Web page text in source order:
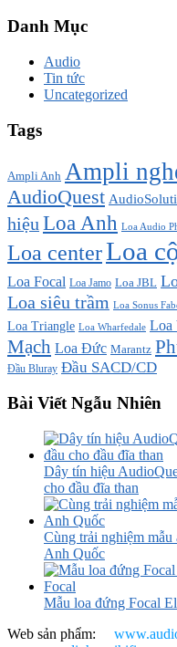
Danh Mục
Audio
Tin tức
Uncategorized
Tags
Ampli Anh Ampli
AudioQuest
hiệu Loa Anh Loa Audio
Loa centerLoa
Loa Focal Loa Jamo Loa JBL
Loa siêu trầm Loa Sonus
Loa Triangle Loa Wharfedale Loa
Mạch Loa Đức Marantz
Đầu Bluray Đầu SACD/CD
Bài Viết Ngẫu Nhiên
Dây tín hiệu
cho đầu đĩa than
Cùng trải nghiệm
Anh Quốc
Mẫu loa đứng Focal
Web sản phẩm: